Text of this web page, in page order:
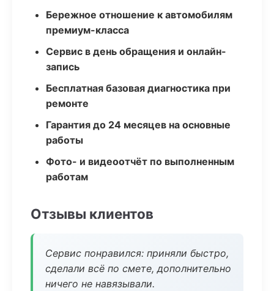
Бережное отношение к автомобилям
премиум-класса
Сервис в день обращения и онлайн-
запись
Бесплатная базовая диагностика при
ремонте
Гарантия до 24 месяцев на основные
работы
Фото- и видеоотчёт по выполненным
работам
Отзывы клиентов
Сервис понравился: приняли быстро,
сделали всё по смете, дополнительно
ничего не навязывали.